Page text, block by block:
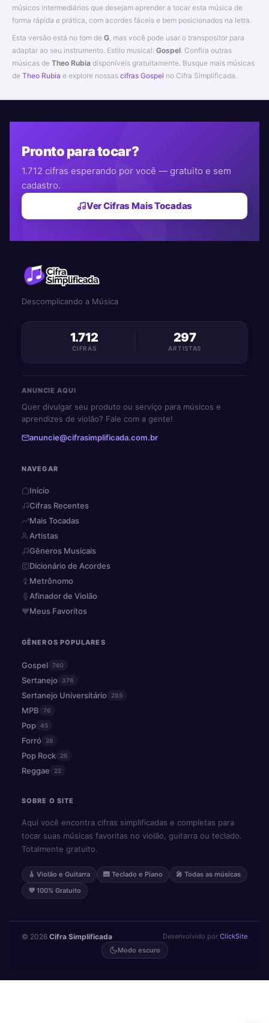
músicos intermediários que desejam aprender a tocar esta música de
forma rápida e prática, com acordes fáceis e bem posicionados na letra.
Esta versão está no tom de G , mas você pode usar o transpositor para
adaptar ao seu instrumento. Estilo musical: Gospel. Confira outras
músicas de Theo Rubia disponíveis gratuitamente. Busque mais músicas
de Theo Rubia e explore nossas cifras Gospel no Cifra Simplificada.
Pronto para tocar?
1.712 cifras esperando por você — gratuito e sem
cadastro.
Ver Cifras Mais Tocadas
Descomplicando a Música
1.712
CIFRAS
297
ARTISTAS
ANUNCIE AQUI
Quer divulgar seu produto ou serviço para músicos e
aprendizes de violão? Fale com a gente!
anuncie@cifrasimplificada.com.br
NAVEGAR
Início
Cifras Recentes
Mais Tocadas
Artistas
Gêneros Musicais
Dicionário de Acordes
Metrônomo
Afinador de Violão
Meus Favoritos
GÊNEROS POPULARES
Gospel 740
Sertanejo 376
Sertanejo Universitário 285
MPB 76
Pop 45
Forró 28
Pop Rock 26
Reggae 22
SOBRE O SITE
Aqui você encontra cifras simplificadas e completas para
tocar suas músicas favoritas no violão, guitarra ou teclado.
Totalmente gratuito.
🎸 Violão e Guitarra 🎹 Teclado e Piano
🎤 Todas as músicas
💜 100% Gratuito
© 2026 Cifra Simplificada· Desenvolvido por ClickSite
Modo escuro